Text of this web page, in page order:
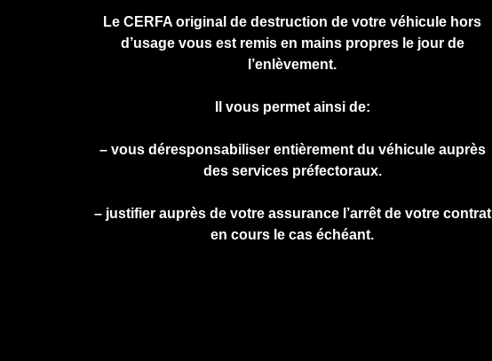
Le CERFA original de destruction de votre véhicule hors
d’usage vous est remis en mains propres le jour de
l’enlèvement.
Il vous permet ainsi de:
– vous déresponsabiliser entièrement du véhicule auprès
des services préfectoraux.
– justifier auprès de votre assurance l’arrêt de votre contrat
en cours le cas échéant.